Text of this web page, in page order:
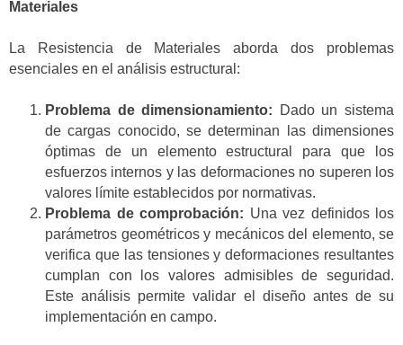
Materiales
La Resistencia de Materiales aborda dos problemas
esenciales en el análisis estructural:
Problema de dimensionamiento: Dado un sistema
de cargas conocido, se determinan las dimensiones
óptimas de un elemento estructural para que los
esfuerzos internos y las deformaciones no superen los
valores límite establecidos por normativas.
Problema de comprobación: Una vez definidos los
parámetros geométricos y mecánicos del elemento, se
verifica que las tensiones y deformaciones resultantes
cumplan con los valores admisibles de seguridad.
Este análisis permite validar el diseño antes de su
implementación en campo.